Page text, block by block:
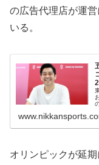
の広告代理店が運
いる。
オリンピックが延